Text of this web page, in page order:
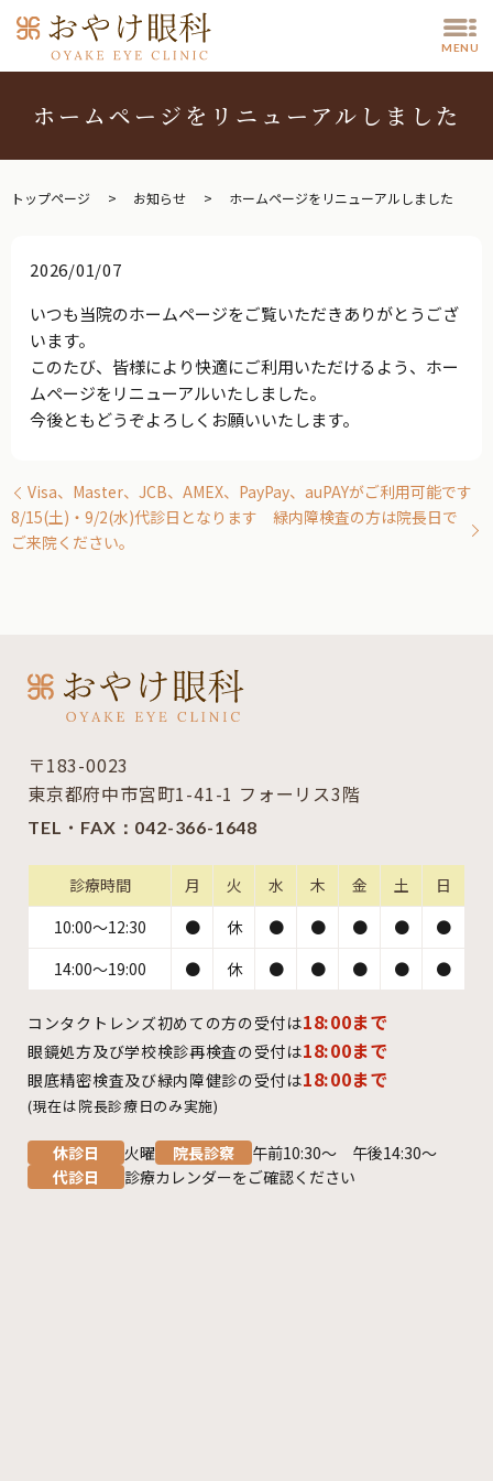
MENU
ホームページをリニューアルしました
トップページ お知らせ ホームページをリニューアルしました
2026/01/07
いつも当院のホームページをご覧いただきありがとうござ
います。
このたび、皆様により快適にご利用いただけるよう、ホー
ムページをリニューアルいたしました。
今後ともどうぞよろしくお願いいたします。
Visa、Master、JCB、AMEX、PayPay、auPAYがご利用可能です
8/15(土)・9/2(水)代診日となります 緑内障検査の方は院長日で
ご来院ください。
〒183-0023
東京都府中市宮町1-41-1 フォーリス3階
TEL・FAX： 042-366-1648
診療時間 月 火 水 木 金 土
日
10:00～12:30
● 休 ● ● ● ●
●
14:00～19:00
● 休 ● ● ● ● ●
コンタクトレンズ初めての方の受付は18:00まで
眼鏡処方及び学校検診再検査の受付は18:00まで
眼底精密検査及び緑内障健診の受付は18:00まで
(現在は院長診療日のみ実施)
休診日 火曜 院長診察
午前10:30～ 午後14:30～
代診日
診療カレンダーをご確認ください